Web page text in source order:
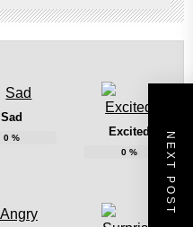
Sad
0% Excited
0% NEXT POST